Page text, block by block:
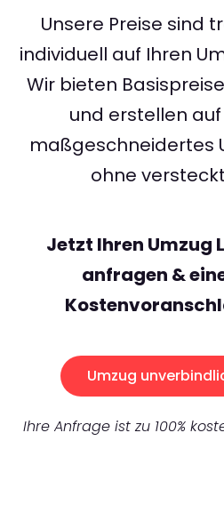
Unsere Preise sind
individuell auf Ihren
Wir bieten
und erstellen
maßgeschneidertes
ohne
Jetzt Ihren Umzug
anfragen &
Umzug
Ihre Anfrage ist zu 100%